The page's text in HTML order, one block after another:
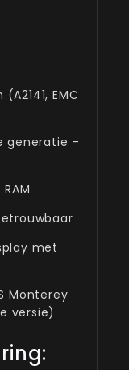
EMC
generatie –
met
Monterey
versie)